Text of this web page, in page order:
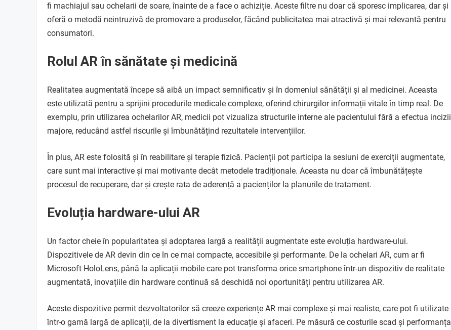
fi machiajul sau ochelarii de soare, înainte de a face o achiziție. Aceste filtre nu doar că sporesc implicarea, dar și
oferă o metodă neintruzivă de promovare a produselor, făcând publicitatea mai atractivă și mai relevantă pentru
consumatori.
Rolul AR în sănătate și medicină
Realitatea augmentată începe să aibă un impact semnificativ și în domeniul sănătății și al medicinei. Aceasta
este utilizată pentru a sprijini procedurile medicale complexe, oferind chirurgilor informații vitale în timp real. De
exemplu, prin utilizarea ochelarilor AR, medicii pot vizualiza structurile interne ale pacientului fără a efectua incizii
majore, reducând astfel riscurile și îmbunătățind rezultatele intervențiilor.
În plus, AR este folosită și în reabilitare și terapie fizică. Pacienții pot participa la sesiuni de exerciții augmentate,
care sunt mai interactive și mai motivante decât metodele tradiționale. Aceasta nu doar că îmbunătățește
procesul de recuperare, dar și crește rata de aderență a pacienților la planurile de tratament.
Evoluția hardware-ului AR
Un factor cheie în popularitatea și adoptarea largă a realității augmentate este evoluția hardware-ului.
Dispozitivele de AR devin din ce în ce mai compacte, accesibile și performante. De la ochelari AR, cum ar fi
Microsoft HoloLens, până la aplicații mobile care pot transforma orice smartphone într-un dispozitiv de realitate
augmentată, inovațiile din hardware continuă să deschidă noi oportunități pentru utilizarea AR.
Aceste dispozitive permit dezvoltatorilor să creeze experiențe AR mai complexe și mai realiste, care pot fi utilizate
într-o gamă largă de aplicații, de la divertisment la educație și afaceri. Pe măsură ce costurile scad și performanța